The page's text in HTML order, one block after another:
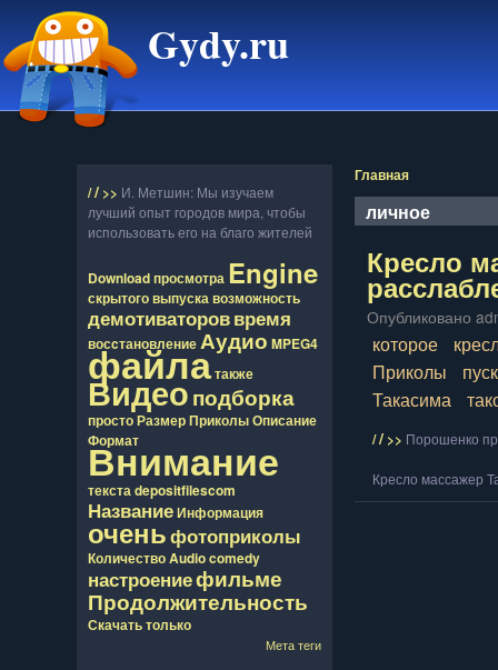
Gydy.ru
// >> И. Метшин: Мы изучаем
лучший опыт городов мира, чтобы
использовать его на благо жителей
Downloadпросмотра Engine
скрытоговыпускавозможность
демотиватороввремя
восcтановлениеАудио MPEG4
файлатакже
Видеоподборка
простоРазмерПриколыОписание
Формат
Внимание
текстаdepositfilescom
НазваниеИнформация
оченьфотоприколы
КоличествоAudiocomedy
настроениефильме
Продолжительность
Скачатьтолько
Мета теги
Главная
личное
Кресло
Опубликовано
которое
Приколы
Такасима
// >> Порошенко
Кресло массажер